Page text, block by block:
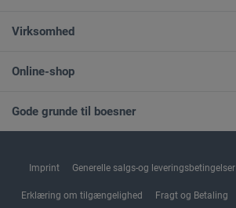
Virksomhed
Online-shop
Gode grunde til boesner
Imprint Generelle salgs-og leveringsbetingelser
Erklæring om tilgængelighed Fragt og Betaling